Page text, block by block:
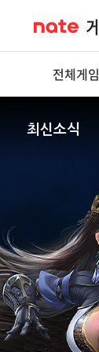
전체게임
최신소식